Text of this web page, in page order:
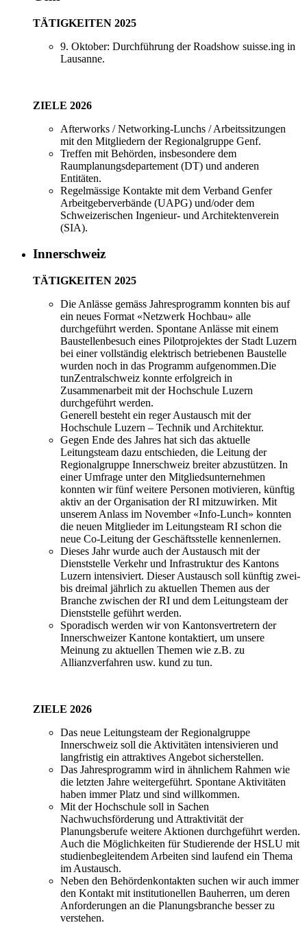
TÄTIGKEITEN 2025
9. Oktober: Durchführung der Roadshow suisse.ing in
Lausanne.
ZIELE 2026
Afterworks / Networking-Lunchs / Arbeitssitzungen
mit den Mitgliedern der Regionalgruppe Genf.
Treffen mit Behörden, insbesondere dem
Raumplanungsdepartement (DT) und anderen
Entitäten.
Regelmässige Kontakte mit dem Verband Genfer
Arbeitgeberverbände (UAPG) und/oder dem
Schweizerischen Ingenieur- und Architektenverein
(SIA).
Innerschweiz
TÄTIGKEITEN 2025
Die Anlässe gemäss Jahresprogramm konnten bis auf
ein neues Format «Netzwerk Hochbau» alle
durchgeführt werden. Spontane Anlässe mit einem
Baustellenbesuch eines Pilotprojektes der Stadt Luzern
bei einer vollständig elektrisch betriebenen Baustelle
wurden noch in das Programm aufgenommen.Die
tunZentralschweiz konnte erfolgreich in
Zusammenarbeit mit der Hochschule Luzern
durchgeführt werden.
Generell besteht ein reger Austausch mit der
Hochschule Luzern – Technik und Architektur.
Gegen Ende des Jahres hat sich das aktuelle
Leitungsteam dazu entschieden, die Leitung der
Regionalgruppe Innerschweiz breiter abzustützen. In
einer Umfrage unter den Mitgliedsunternehmen
konnten wir fünf weitere Personen motivieren, künftig
aktiv an der Organisation der RI mitzuwirken. Mit
unserem Anlass im November «Info-Lunch» konnten
die neuen Mitglieder im Leitungsteam RI schon die
neue Co-Leitung der Geschäftsstelle kennenlernen.
Dieses Jahr wurde auch der Austausch mit der
Dienststelle Verkehr und Infrastruktur des Kantons
Luzern intensiviert. Dieser Austausch soll künftig zwei-
bis dreimal jährlich zu aktuellen Themen aus der
Branche zwischen der RI und dem Leitungsteam der
Dienststelle geführt werden.
Sporadisch werden wir von Kantonsvertretern der
Innerschweizer Kantone kontaktiert, um unsere
Meinung zu aktuellen Themen wie z.B. zu
Allianzverfahren usw. kund zu tun.
ZIELE 2026
Das neue Leitungsteam der Regionalgruppe
Innerschweiz soll die Aktivitäten intensivieren und
langfristig ein attraktives Angebot sicherstellen.
Das Jahresprogramm wird in ähnlichem Rahmen wie
die letzten Jahre weitergeführt. Spontane Aktivitäten
haben immer Platz und sind willkommen.
Mit der Hochschule soll in Sachen
Nachwuchsförderung und Attraktivität der
Planungsberufe weitere Aktionen durchgeführt werden.
Auch die Möglichkeiten für Studierende der HSLU mit
studienbegleitendem Arbeiten sind laufend ein Thema
im Austausch.
Neben den Behördenkontakten suchen wir auch immer
den Kontakt mit institutionellen Bauherren, um deren
Anforderungen an die Planungsbranche besser zu
verstehen.